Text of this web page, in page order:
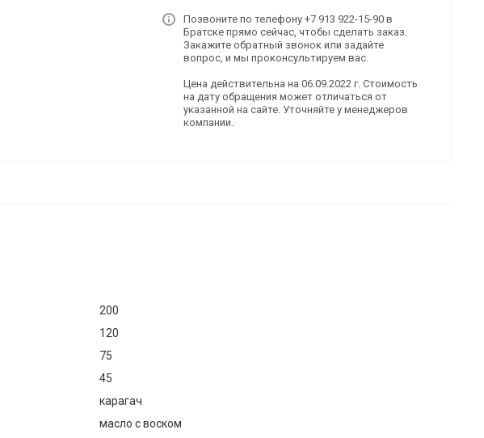
Позвоните по телефону +7 913 922-15-90 в
Братске прямо сейчас, чтобы сделать заказ.
Закажите обратный звонок или задайте
вопрос, и мы проконсультируем вас.
Цена действительна на 06.09.2022 г. Стоимость
на дату обращения может отличаться от
указанной на сайте. Уточняйте у менеджеров
компании.
200
120
75
45
карагач
масло с воском